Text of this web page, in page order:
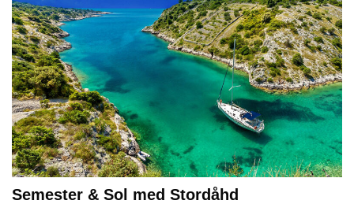
Semester & Sol med Stordåhd